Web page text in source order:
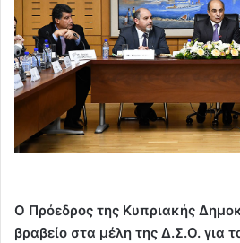
Ο Πρόεδρος της Κυπριακής
βραβείο στα μέλη της Δ.Σ.Ο. για